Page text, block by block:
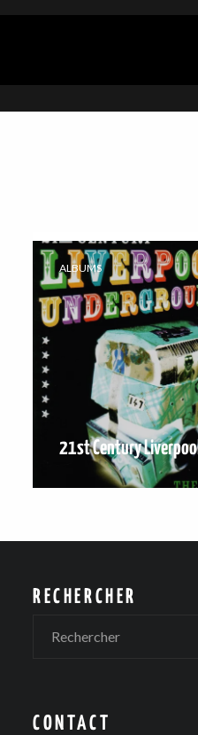
ALBUMS
21st Century
RECHERCHER
CONTACT